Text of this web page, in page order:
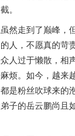
。
然走到了巅峰，
人，不愿真的苛
人过于懒散，相
烦。如今，越来
是粉丝吹球来的
子的岳云鹏尚且